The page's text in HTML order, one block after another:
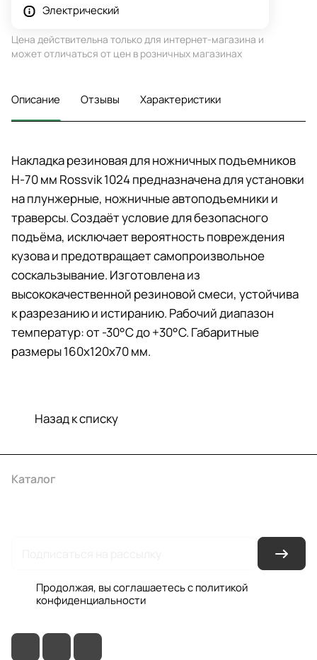
Электрический
Цена действительна только для интернет-магазина и
может отличаться от цен в розничных магазинах
Описание Отзывы Характеристики
Накладка резиновая для ножничных подъемников
Н-70 мм Rossvik 1024 предназначена для установки
на плунжерные, ножничные автоподъемники и
траверсы. Создаёт условие для безопасного
подъёма, исключает вероятность повреждения
кузова и предотвращает самопроизвольное
соскальзывание. Изготовлена из
высококачественной резиновой смеси, устойчива
к разрезанию и истиранию. Рабочий диапазон
температур: от -30°С до +30°С. Габаритные
размеры 160х120х70 мм.
Назад к списку
Каталог
Продолжая, вы соглашаетесь с политикой
конфиденциальности